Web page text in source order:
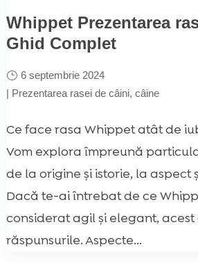
Whippet Prezentarea
Ghid Complet
6 septembrie 2024
| Prezentarea rasei de câini, câine
Ce face rasa Whippet atât de
Vom explora împreună
de la origine și istorie, la aspect
Dacă te-ai întrebat de ce
considerat agil și elegant,
răspunsurile. Aspecte...